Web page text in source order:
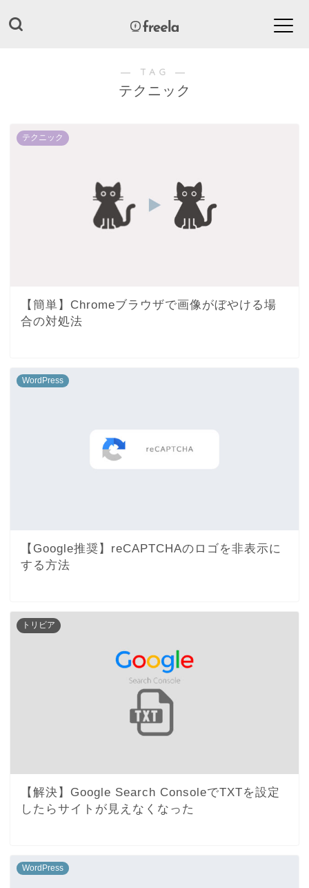
― TAG ―
テクニック
テクニック
【簡単】Chromeブラウザで画像がぼやける場
合の対処法
WordPress
【Google推奨】reCAPTCHAのロゴを非表示に
する方法
トリビア
【解決】Google Search ConsoleでTXTを設定
したらサイトが見えなくなった
WordPress